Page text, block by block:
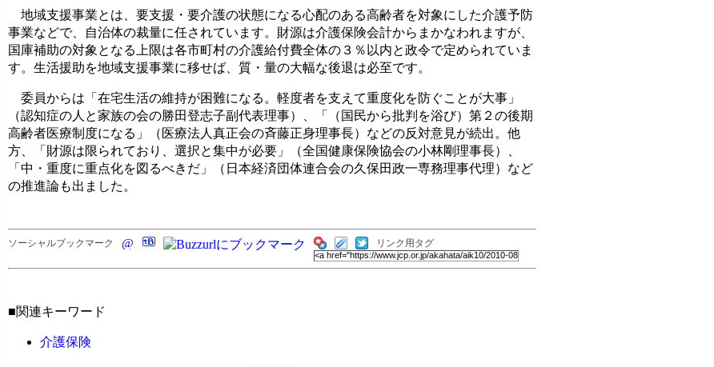
地域支援事業とは、要支援・要介護の状態になる心配のある高齢者を対象にした介護予防
事業などで、自治体の裁量に任されています。財源は介護保険会計からまかなわれますが、
国庫補助の対象となる上限は各市町村の介護給付費全体の３％以内と政令で定められていま
す。生活援助を地域支援事業に移せば、質・量の大幅な後退は必至です。
委員からは「在宅生活の維持が困難になる。軽度者を支えて重度化を防ぐことが大事」
（認知症の人と家族の会の勝田登志子副代表理事）、「（国民から批判を浴び）第２の後期
高齢者医療制度になる」（医療法人真正会の斉藤正身理事長）などの反対意見が続出。他
方、「財源は限られており、選択と集中が必要」（全国健康保険協会の小林剛理事長）、
「中・重度に重点化を図るべきだ」（日本経済団体連合会の久保田政一専務理事代理）など
の推進論も出ました。
ソーシャルブックマーク リンク用タグ
■関連キーワード
介護保険